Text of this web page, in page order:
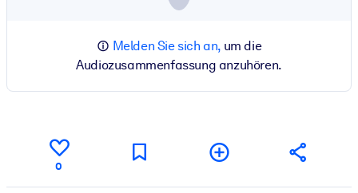
Melden Sie sich an,um die
Audiozusammenfassung anzuhören.
0